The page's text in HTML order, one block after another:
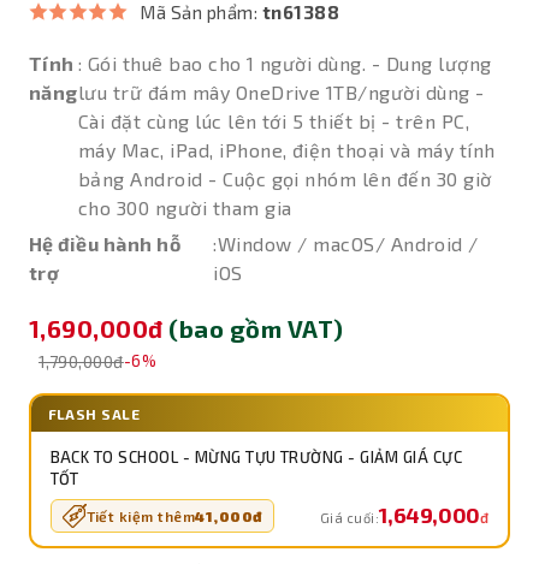
Mã Sản phẩm: tn61388
Tính
năng
: Gói thuê bao cho 1 người dùng. - Dung lượng
lưu trữ đám mây OneDrive 1TB/người dùng -
Cài đặt cùng lúc lên tới 5 thiết bị - trên PC,
máy Mac, iPad, iPhone, điện thoại và máy tính
bảng Android - Cuộc gọi nhóm lên đến 30 giờ
cho 300 người tham gia
Hệ điều hành hỗ
trợ
:Window / macOS/ Android /
iOS
1,690,000đ (bao gồm VAT)
1,790,000đ-6%
FLASH SALE
BACK TO SCHOOL - MỪNG TỰU TRƯỜNG - GIẢM GIÁ CỰC
TỐT
Tiết kiệm thêm41,000đ Giá cuối:1,649,000đ